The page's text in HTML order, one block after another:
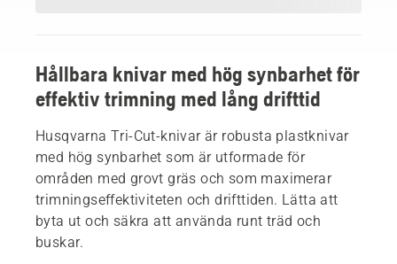
Hållbara knivar med hög synbarhet för
effektiv trimning med lång drifttid
Husqvarna Tri-Cut-knivar är robusta plastknivar
med hög synbarhet som är utformade för
områden med grovt gräs och som maximerar
trimningseffektiviteten och drifttiden. Lätta att
byta ut och säkra att använda runt träd och
buskar.